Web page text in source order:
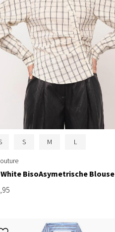
S M L
BisoAsymetrische Blouse